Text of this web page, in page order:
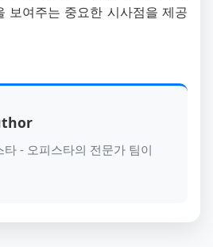
보여주는 중요한 시사점을 제공
- 오피스타의 전문가 팀이